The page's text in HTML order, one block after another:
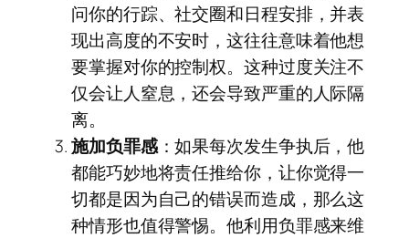
问你的行踪、社交圈和日程安排，并表
现出高度的不安时，这往往意味着他想
要掌握对你的控制权。这种过度关注不
仅会让人窒息，还会导致严重的人际隔
离。
施加负罪感：如果每次发生争执后，他
都能巧妙地将责任推给你，让你觉得一
切都是因为自己的错误而造成，那么这
种情形也值得警惕。他利用负罪感来维